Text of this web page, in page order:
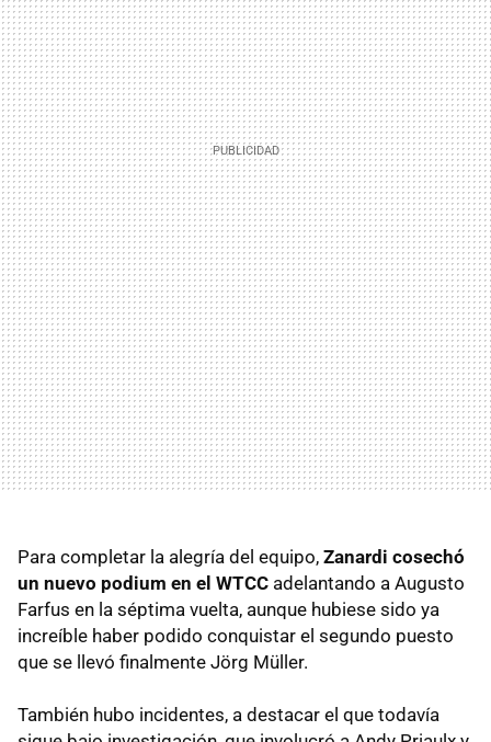
Para completar la alegría del equipo, Zanardi cosechó
un nuevo podium en el WTCC adelantando a Augusto
Farfus en la séptima vuelta, aunque hubiese sido ya
increíble haber podido conquistar el segundo puesto
que se llevó finalmente Jörg Müller.
También hubo incidentes, a destacar el que todavía